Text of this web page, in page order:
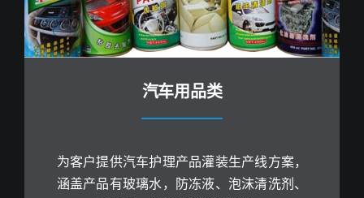
汽车用品类
为客户提供汽车护理产品灌装生产线方案，
涵盖产品有玻璃水，防冻液、泡沫清洗剂、